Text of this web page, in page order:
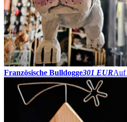
Französische Bulldogge301 EURAuf